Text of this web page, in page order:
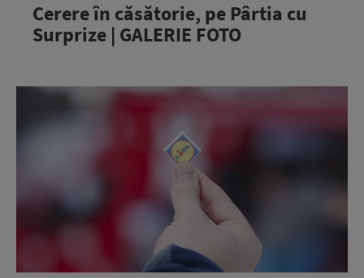
Cerere în căsătorie, pe Pârtia cu
Surprize | GALERIE FOTO